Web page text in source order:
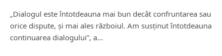
„Dialogul este întotdeauna mai bun decât confruntarea sau
orice dispute, și mai ales războiul. Am susținut întotdeauna
continuarea dialogului”, a…